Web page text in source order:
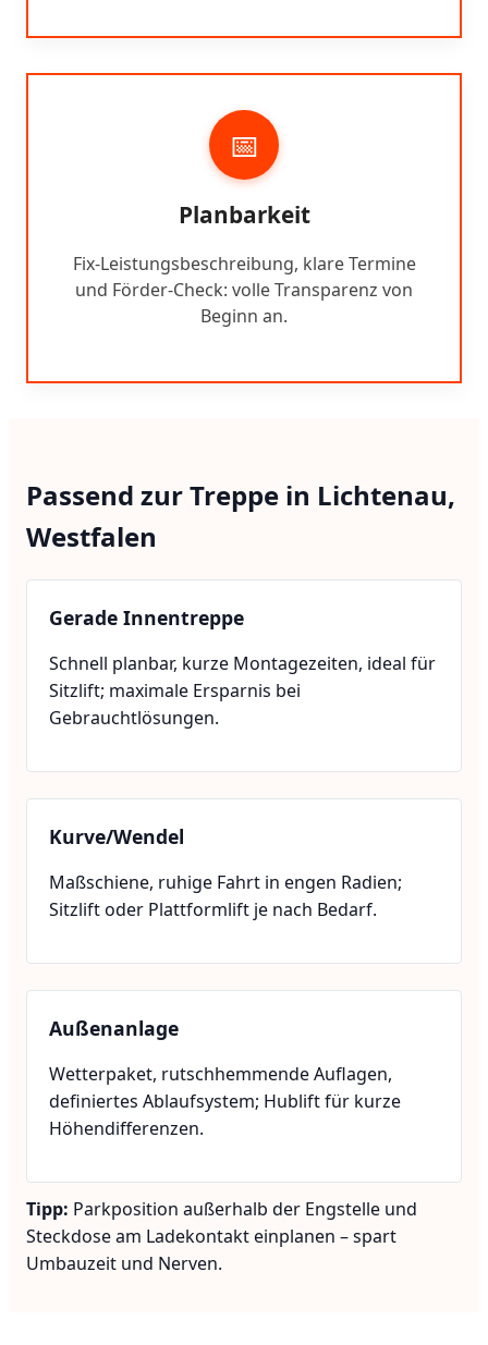
📅
Planbarkeit
Fix-Leistungsbeschreibung, klare Termine
und Förder-Check: volle Transparenz von
Beginn an.
Passend zur Treppe in Lichtenau,
Westfalen
Gerade Innentreppe
Schnell planbar, kurze Montagezeiten, ideal für
Sitzlift; maximale Ersparnis bei
Gebrauchtlösungen.
Kurve/Wendel
Maßschiene, ruhige Fahrt in engen Radien;
Sitzlift oder Plattformlift je nach Bedarf.
Außenanlage
Wetterpaket, rutschhemmende Auflagen,
definiertes Ablaufsystem; Hublift für kurze
Höhendifferenzen.
Tipp: Parkposition außerhalb der Engstelle und
Steckdose am Ladekontakt einplanen – spart
Umbauzeit und Nerven.